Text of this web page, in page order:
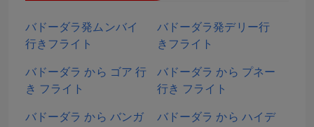
バドーダラ発ムンバイ
行きフライト
バドーダラ発デリー行
きフライト
バドーダラ から ゴア 行
き フライト
バドーダラ から プネー
行き フライト
バドーダラ から バンガ
バドーダラ から ハイデ